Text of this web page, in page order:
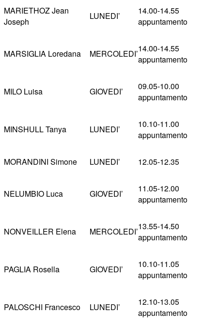
MARIETHOZ Jean
Joseph
LUNEDI’
14.00-14.55
appuntamento
MARSIGLIA Loredana MERCOLEDI’14.00-14.55
appuntamento
MILO Luisa GIOVEDI’
09.05-10.00
appuntamento
MINSHULL Tanya LUNEDI’
10.10-11.00
appuntamento
MORANDINI Simone LUNEDI’ 12.05-12.35
NELUMBIO Luca GIOVEDI’
11.05-12.00
appuntamento
NONVEILLER Elena MERCOLEDI’13.55-14.50
appuntamento
PAGLIA Rosella GIOVEDI’
10.10-11.05
appuntamento
PALOSCHI Francesco LUNEDI’
12.10-13.05
appuntamento